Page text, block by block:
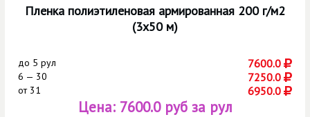
Пленка полиэтиленовая армированная 200 г/м2
(3х50 м)
до 5 рул 7600.0
6 — 30 7250.0
от31 6950.0
Цена: 7600.0 руб за рул